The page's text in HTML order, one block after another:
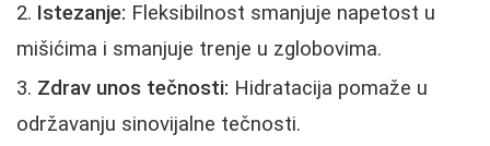
Istezanje: Fleksibilnost smanjuje napetost u
mišićima i smanjuje trenje u zglobovima.
Zdrav unos tečnosti: Hidratacija pomaže u
održavanju sinovijalne tečnosti.